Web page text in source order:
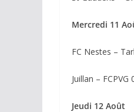
Mercredi 11
FC Nestes –
Juillan –
Jeudi 12 Août